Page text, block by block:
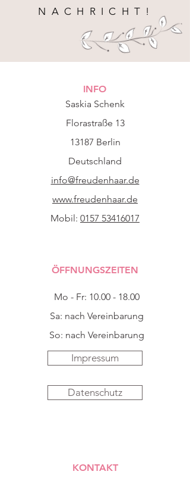
INFO
Saskia Schenk
Florastraße 13
13187 Berlin
Deutschland
info@freudenhaar.de
www.freudenhaar.de
Mobil: 0157 53416017
ÖFFNUNGSZEITEN
Mo - Fr: 10.00 - 18.00
Sa: nach Vereinbarung
So: nach Vereinbarung
Impressum
Datenschutz
KONTAKT
NACHRICHT!